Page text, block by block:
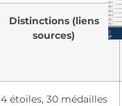
Distinctions (liens
sources)
4 étoiles, 30 médailles